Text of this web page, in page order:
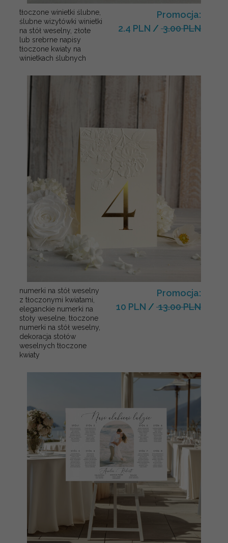
tłoczone winietki ślubne,
ślubne wizytówki winietki
na stół weselny, złote
lub srebrne napisy
tłoczone kwiaty na
winietkach ślubnych
Promocja:
2.4 PLN / 3.00 PLN
numerki na stół weselny
z tłoczonymi kwiatami,
eleganckie numerki na
stoły weselne, tłoczone
numerki na stół weselny,
dekoracja stołów
weselnych tłoczone
kwiaty
Promocja:
10 PLN / 13.00 PLN